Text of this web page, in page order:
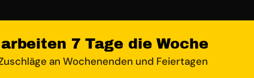
7 Tage die Woche
an Wochenenden und Feiertagen